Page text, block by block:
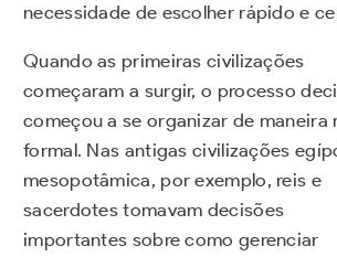
necessidade de escolher rápido e
Quando as primeiras civilizações
começaram a surgir, o processo
começou a se organizar de maneira
formal. Nas antigas civilizações
mesopotâmica, por exemplo, reis e
sacerdotes tomavam decisões
importantes sobre como gerenciar